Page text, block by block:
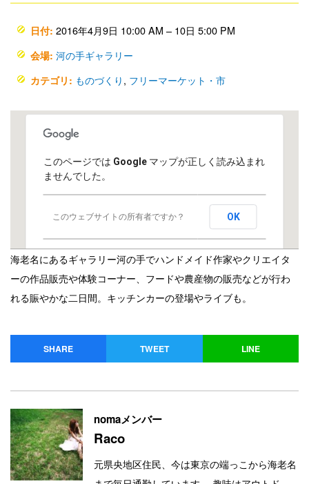
日付: 2016年4月9日 10:00 AM – 10日 5:00 PM
会場: 河の手ギャラリー
カテゴリ: ものづくり, フリーマーケット・市
このページでは Google マップが正しく読み込まれ
ませんでした。
このウェブサイトの所有者ですか？ OK
海老名にあるギャラリー河の手でハンドメイド作家やクリエイタ
ーの作品販売や体験コーナー、フードや農産物の販売などが行わ
れる賑やかな二日間。キッチンカーの登場やライブも。
SHARE TWEET LINE
nomaメンバー
Raco
元県央地区住民、今は東京の端っこから海老名